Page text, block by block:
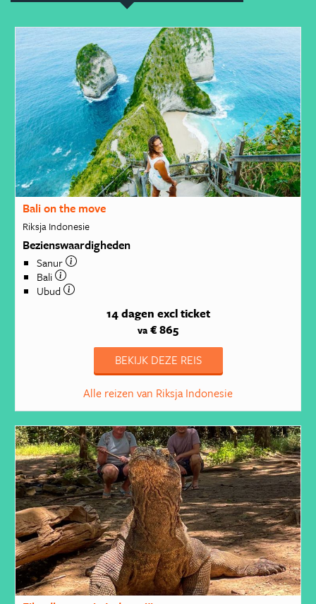
Bali on the move
Riksja Indonesie
Bezienswaardigheden
Sanur
Bali
Ubud
14 dagen excl ticket
va € 865
BEKIJK DEZE REIS
Alle reizen van Riksja Indonesie